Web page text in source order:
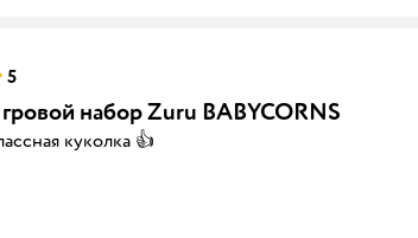
5
набор Zuru BABYCORNS
куколка 👍